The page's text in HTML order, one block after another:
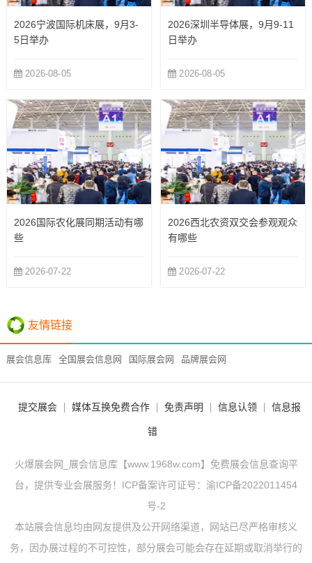
2026宁波国际机床展，9月3-
5日举办
2026-08-05
2026深圳半导体展，9月9-11
日举办
2026-08-05
2026国际农化展同期活动有哪
些
2026-07-22
2026西北农资双交会参观观众
有哪些
2026-07-22
友情链接
展会信息库 全国展会信息网 国际展会网 品牌展会网
提交展会 媒体互换免费合作 免责声明 信息认领 信息报
错
火爆展会网_展会信息库【www.1968w.com】免费展会信息查询平
台，提供专业会展服务！ICP备案许可证号： 渝ICP备2022011454
号-2
本站展会信息均由网友提供及公开网络渠道，网站已尽严格审核义
务，因办展过程的不可控性，部分展会可能会存在延期或取消举行的